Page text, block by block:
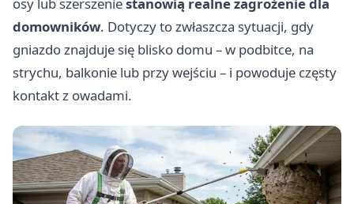
osy lub szerszeniestanowią realne zagrożenie dla
domowników. Dotyczy to zwłaszcza sytuacji, gdy
gniazdo znajduje się blisko domu – w podbitce, na
strychu, balkonie lub przy wejściu – i powoduje częsty
kontakt z owadami.